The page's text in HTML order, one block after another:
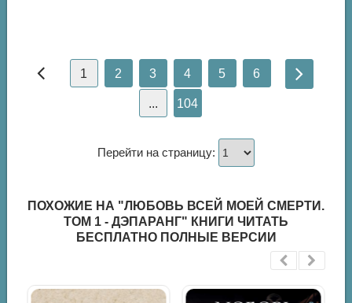
1 2 3 4 5 6
... 104
Перейти на страницу:
ПОХОЖИЕ НА "ЛЮБОВЬ ВСЕЙ МОЕЙ СМЕРТИ.
ТОМ 1 - ДЭПАРАНГ" КНИГИ ЧИТАТЬ
БЕСПЛАТНО ПОЛНЫЕ ВЕРСИИ